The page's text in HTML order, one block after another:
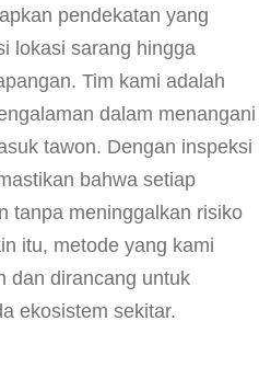
pendekatan yang
lokasi sarang hingga
Tim kami adalah
dalam menangani
tawon. Dengan inspeksi
bahwa setiap
tanpa meninggalkan risiko
itu, metode yang kami
dan dirancang untuk
ekosistem sekitar.